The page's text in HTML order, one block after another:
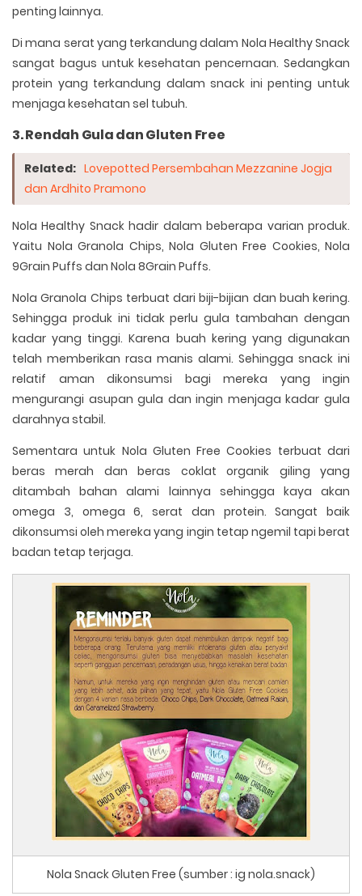
penting lainnya.
Di mana serat yang terkandung dalam Nola Healthy Snack
sangat bagus untuk kesehatan pencernaan. Sedangkan
protein yang terkandung dalam snack ini penting untuk
menjaga kesehatan sel tubuh.
3. Rendah Gula dan Gluten Free
Related: Lovepotted Persembahan Mezzanine Jogja
dan Ardhito Pramono
Nola Healthy Snack hadir dalam beberapa varian produk.
Yaitu Nola Granola Chips, Nola Gluten Free Cookies, Nola
9Grain Puffs dan Nola 8Grain Puffs.
Nola Granola Chips terbuat dari biji-bijian dan buah kering.
Sehingga produk ini tidak perlu gula tambahan dengan
kadar yang tinggi. Karena buah kering yang digunakan
telah memberikan rasa manis alami. Sehingga snack ini
relatif aman dikonsumsi bagi mereka yang ingin
mengurangi asupan gula dan ingin menjaga kadar gula
darahnya stabil.
Sementara untuk Nola Gluten Free Cookies terbuat dari
beras merah dan beras coklat organik giling yang
ditambah bahan alami lainnya sehingga kaya akan
omega 3, omega 6, serat dan protein. Sangat baik
dikonsumsi oleh mereka yang ingin tetap ngemil tapi berat
badan tetap terjaga.
Nola Snack Gluten Free (sumber : ig nola.snack)